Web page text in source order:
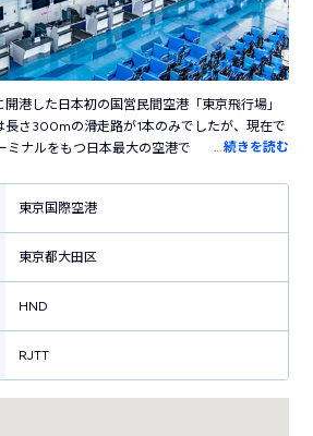
港した日本初の国営民間空港「東京飛行場」
長さ300mの滑走路が1本のみでしたが、現在で
ミナルをもつ日本最大の空港です。国内の主要
、飛行機の利用客以外も楽しめます。江戸の
路」や江戸時代の橋を半分のサイズで復元した
本らしい風情を感じる施設も見どころです。横
駅まで約50分というアクセスの良さも魅力で
…続きを読む
東京国際空港
東京都大田区
HND
RJTT